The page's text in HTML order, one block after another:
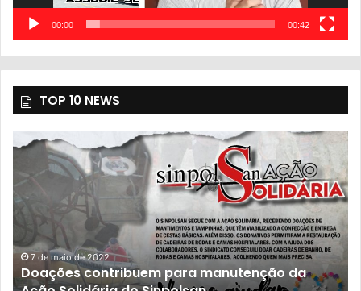
00:00 00:42
TOP 10 NEWS
7 de maio de 2022
Doações contribuem para manutenção da